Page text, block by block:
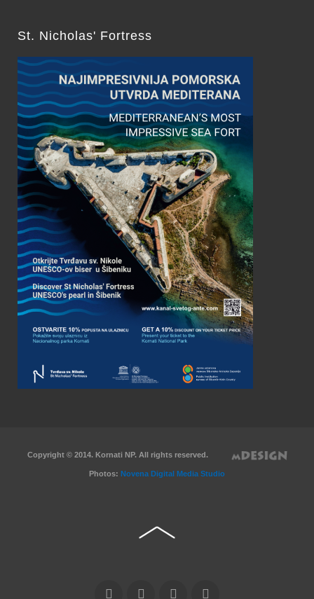
St. Nicholas' Fortress
Copyright © 2014. Kornati NP. All rights reserved.
Photos: Novena Digital Media Studio